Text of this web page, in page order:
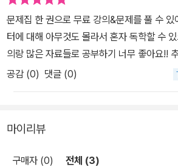
내에서 자격증 선택 후, 구매 도서에 맞는 자
요. Q. 도서명 앞에 년도가 붙는 이유는 무엇인가요? 작년판과 차이
점이 무엇이죠? A. 시나공 앞에 년도가 붙는
렌드를 완벽하게 반영했음을 나타내기 위해
변화하는 시험 트렌드에 맞춰, 진화를 거듭하
문제집 한 권으로 무료 강의&문제를 풀 수
터에 대해 아무것도 몰라서 혼자 독학할 수
의랑 많은 자료들로 공부하기 너무 좋아요!!
공감 (0) 댓글 (0)
마이리뷰
구매자 (0) 전체 (3)